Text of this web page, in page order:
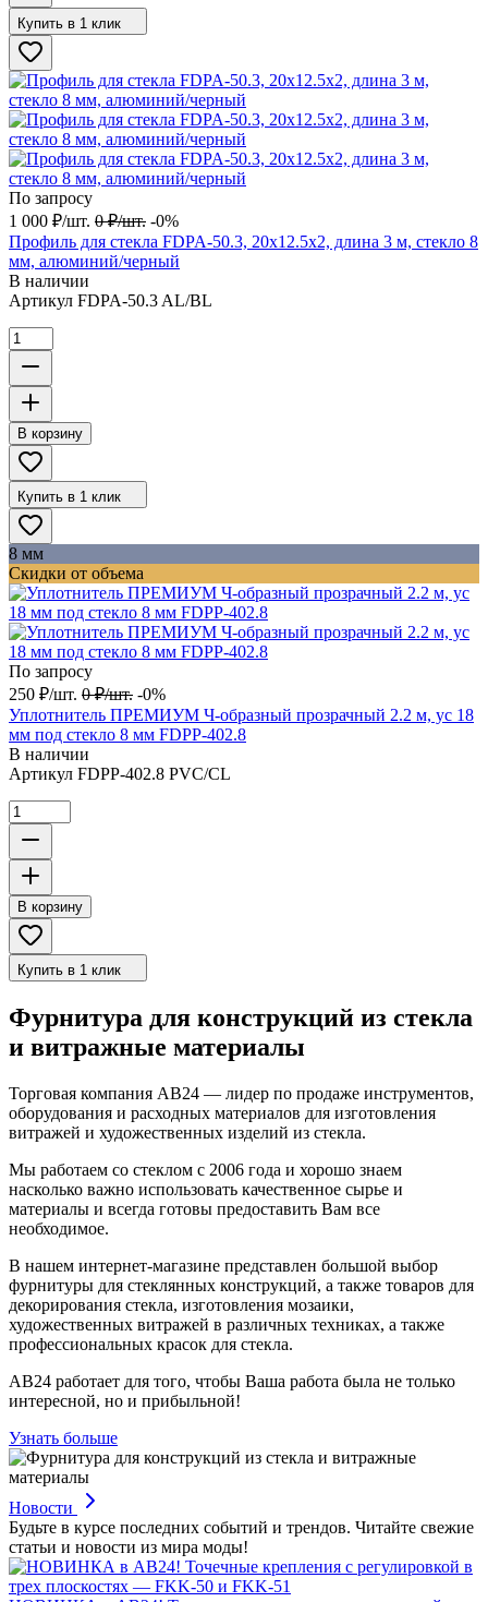
Купить в 1 клик
По запросу
1 000 ₽/шт. 0 ₽/шт. -0%
Профиль для стекла FDPA-50.3, 20х12.5х2, длина 3 м, стекло 8
мм, алюминий/черный
В наличии
Артикул FDPA-50.3 AL/BL
В корзину
Купить в 1 клик
8 мм
Скидки от объема
По запросу
250 ₽/шт. 0 ₽/шт. -0%
Уплотнитель ПРЕМИУМ Ч-образный прозрачный 2.2 м, ус 18
мм под стекло 8 мм FDPP-402.8
В наличии
Артикул FDPP-402.8 PVC/CL
В корзину
Купить в 1 клик
Фурнитура для конструкций из стекла
и витражные материалы
Торговая компания АВ24 — лидер по продаже инструментов,
оборудования и расходных материалов для изготовления
витражей и художественных изделий из стекла.
Мы работаем со стеклом с 2006 года и хорошо знаем
насколько важно использовать качественное сырье и
материалы и всегда готовы предоставить Вам все
необходимое.
В нашем интернет-магазине представлен большой выбор
фурнитуры для стеклянных конструкций, а также товаров для
декорирования стекла, изготовления мозаики,
художественных витражей в различных техниках, а также
профессиональных красок для стекла.
АВ24 работает для того, чтобы Ваша работа была не только
интересной, но и прибыльной!
Узнать больше
Новости
Будьте в курсе последних событий и трендов. Читайте свежие
статьи и новости из мира моды!